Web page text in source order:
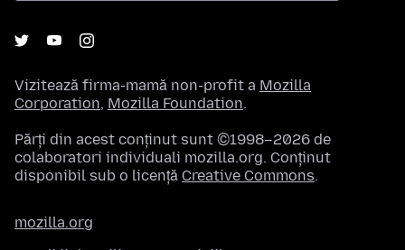
Vizitează firma-mamă non-profit a Mozilla
Corporation, Mozilla Foundation.
Părți din acest conținut sunt ©1998–2026 de
colaboratori individuali mozilla.org. Conținut
disponibil sub o licență Creative Commons.
mozilla.org